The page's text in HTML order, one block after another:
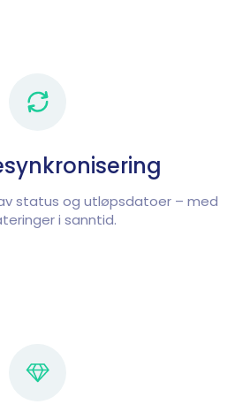
status og utløpsdatoer – med
i sanntid.